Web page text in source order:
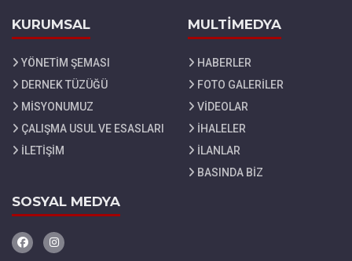
KURUMSAL
YÖNETİM ŞEMASI
DERNEK TÜZÜĞÜ
MİSYONUMUZ
ÇALIŞMA USUL VE ESASLARI
İLETİŞİM
MULTİMEDYA
HABERLER
FOTO GALERİLER
VİDEOLAR
İHALELER
İLANLAR
BASINDA BİZ
SOSYAL MEDYA